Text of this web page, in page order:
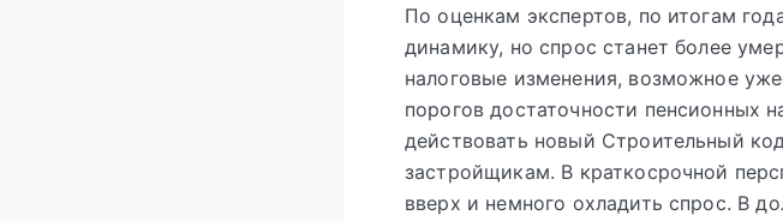
По оценкам экспертов, по итогам
динамику, но спрос станет более
налоговые изменения, возможное
порогов достаточности пенсионных
действовать новый Строительный
застройщикам. В краткосрочной
вверх и немного охладить спрос. В